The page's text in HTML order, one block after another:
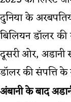
दुनिया के
बिलियन डॉलर की
दूसरी ओर, अडानी
डॉलर की संपत्ति
अंबानी के बाद